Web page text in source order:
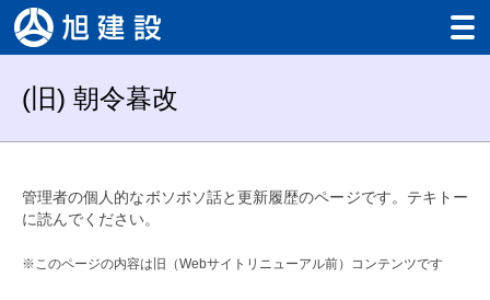
工事実績
採用情報
会社案内
(旧) 朝令暮改
管理者の個人的なボソボソ話と更新履歴のページです。テキトー
に読んでください。
※このページの内容は旧（Webサイトリニューアル前）コンテンツです